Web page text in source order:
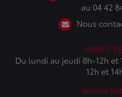
au 04 42
Nous
APRES-
Du lundi au jeudi 8h-12h et
12h et
Service